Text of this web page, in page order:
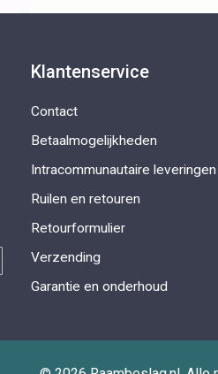
Klantenservice
Contact
Betaalmogelijkheden
Intracommunautaire leveringen
Ruilen en retouren
Retourformulier
Verzending
Garantie en onderhoud